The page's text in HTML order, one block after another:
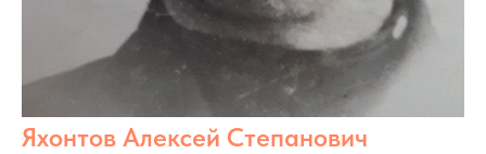
Яхонтов Алексей Степанович